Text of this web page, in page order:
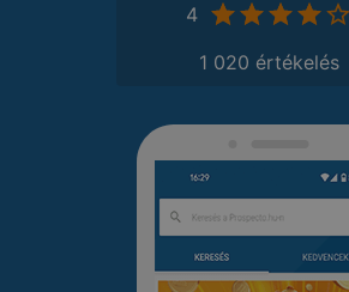
4
1 020 értékelés